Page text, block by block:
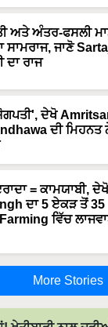
ਅਤੇ ਅੰਤਰ-ਫਸਲੀ
ਜਾਣੋ
ਦਾ ਰਾਜ
ਦੇਖੋ
ਦੀ ਮਿਹਨਤ
= ਕਾਮਯਾਬੀ,
ਦਾ 5 ਏਕੜ ਤੋਂ 35
ਵਿੱਚ
More Stories